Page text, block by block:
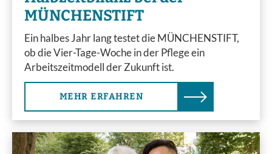
MÜNCHENSTIFT
Ein halbes Jahr lang testet die MÜNCHENSTIFT,
ob die Vier-Tage-Woche in der Pflege ein
Arbeitszeitmodell der Zukunft ist.
MEHR ERFAHREN